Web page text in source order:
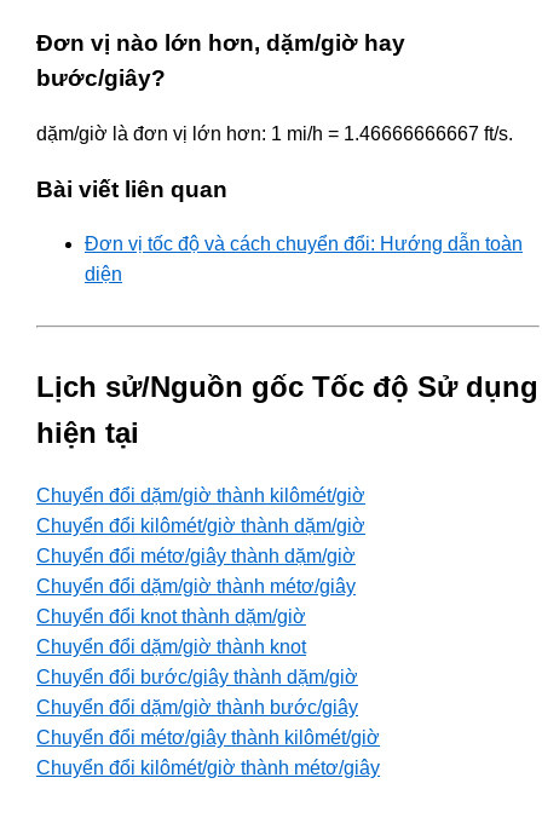
Đơn vị nào lớn hơn, dặm/giờ hay
bước/giây?
dặm/giờ là đơn vị lớn hơn: 1 mi/h = 1.46666666667 ft/s.
Bài viết liên quan
Đơn vị tốc độ và cách chuyển đổi: Hướng dẫn toàn
diện
Lịch sử/Nguồn gốc Tốc độ Sử dụng
hiện tại
Chuyển đổi dặm/giờ thành kilômét/giờ
Chuyển đổi kilômét/giờ thành dặm/giờ
Chuyển đổi métơ/giây thành dặm/giờ
Chuyển đổi dặm/giờ thành métơ/giây
Chuyển đổi knot thành dặm/giờ
Chuyển đổi dặm/giờ thành knot
Chuyển đổi bước/giây thành dặm/giờ
Chuyển đổi dặm/giờ thành bước/giây
Chuyển đổi métơ/giây thành kilômét/giờ
Chuyển đổi kilômét/giờ thành métơ/giây